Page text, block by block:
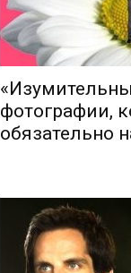
фотографии,
обязательно